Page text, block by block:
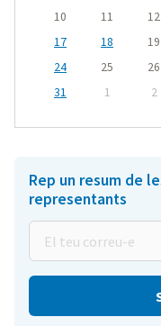
10
11 12
17
18 19
24
25 26
31
1 2
Rep un resum de
representants
teu
correu-